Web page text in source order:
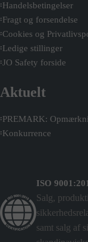
Handelsbetingelser
Fragt og forsendelse
Cookies og
Ledige stillinger
JO Safety forside
Aktuelt
PREMARK:
Konkurrence
ISO
Salg,
samt salg af